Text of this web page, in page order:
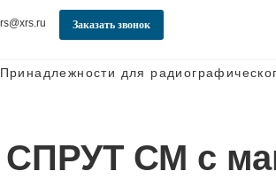
Заказать звонок
Принадлежности для
СПРУТ СМ с